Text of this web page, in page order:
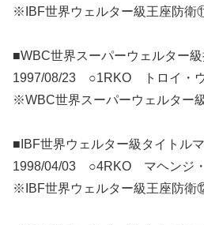
※IBF世界ウェルター級王座防
■WBC世界スーパーウェルター
1997/08/23 ○1RKO トロイ・
※WBC世界スーパーウェルター
■IBF世界ウェルター級タイトル
1998/04/03 ○4RKO マヘンジ
※IBF世界ウェルター級王座防